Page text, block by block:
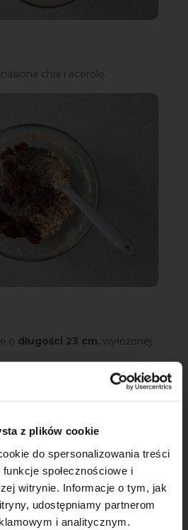
z plików cookie
do spersonalizowania treści
społecznościowe i
witrynie. Informacje o tym, jak
udostępniamy partnerom
i analitycznym.
chia i acerolę.
o długości 23 cm, wyłożonej
×